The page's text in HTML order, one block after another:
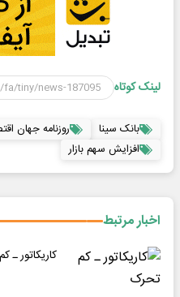
لینک کوتاه
بانک سینا روزنامه جهان
افزایش سهم بازار
اخبار مرتبط
کاریکاتور ـ